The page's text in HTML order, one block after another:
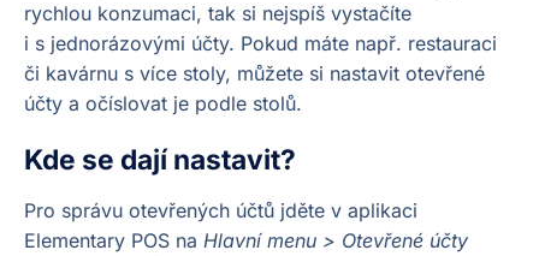
rychlou konzumaci, tak si nejspíš vystačíte
i s jednorázovými účty. Pokud máte např. restauraci
či kavárnu s více stoly, můžete si nastavit otevřené
účty a očíslovat je podle stolů.
Kde se dají nastavit?
Pro správu otevřených účtů jděte v aplikaci
Elementary POS na Hlavní menu > Otevřené účty